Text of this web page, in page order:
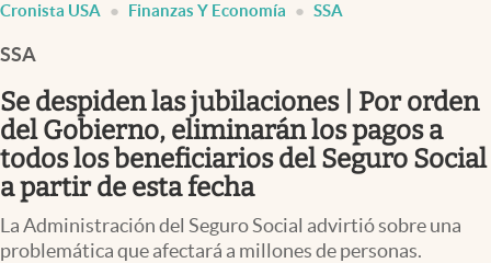
Espiritual
Streaming
PC y mobile
Lifestyle
Cronista USA Finanzas Y Economía SSA
SSA
Se despiden las jubilaciones | Por orden
del Gobierno, eliminarán los pagos a
todos los beneficiarios del Seguro Social
a partir de esta fecha
La Administración del Seguro Social advirtió sobre una
problemática que afectará a millones de personas.